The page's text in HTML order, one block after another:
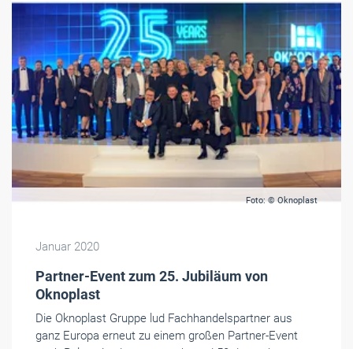
Foto: © Oknoplast
Januar 2020
Partner-Event zum 25. Jubiläum von
Oknoplast
Die Oknoplast Gruppe lud Fachhandelspartner aus
ganz Europa erneut zu einem großen Partner-Event